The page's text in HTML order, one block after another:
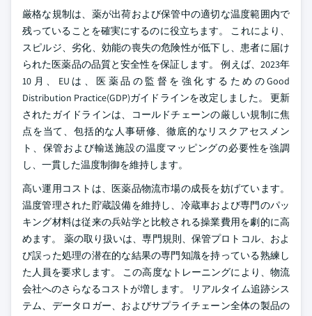
厳格な規制は、薬が出荷および保管中の適切な温度範囲内で
残っていることを確実にするのに役立ちます。 これにより、
スピルジ、劣化、効能の喪失の危険性が低下し、患者に届け
られた医薬品の品質と安全性を保証します。 例えば、2023年
10月、EUは、医薬品の監督を強化するためのGood
Distribution Practice(GDP)ガイドラインを改定しました。 更新
されたガイドラインは、コールドチェーンの厳しい規制に焦
点を当て、包括的な人事研修、徹底的なリスクアセスメン
ト、保管および輸送施設の温度マッピングの必要性を強調
し、一貫した温度制御を維持します。
高い運用コストは、医薬品物流市場の成長を妨げています。
温度管理された貯蔵設備を維持し、冷蔵車および専門のパッ
キング材料は従来の兵站学と比較される操業費用を劇的に高
めます。 薬の取り扱いは、専門規則、保管プロトコル、およ
び誤った処理の潜在的な結果の専門知識を持っている熟練し
た人員を要求します。 この高度なトレーニングにより、物流
会社へのさらなるコストが増します。 リアルタイム追跡シス
テム、データロガー、およびサプライチェーン全体の製品の